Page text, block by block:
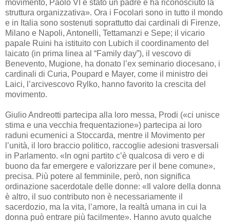
movimento, Paolo VI è stato un padre e ha riconosciuto la
struttura organizzativa». Ora i Focolari sono in tutto il mondo
e in Italia sono sostenuti soprattutto dai cardinali di Firenze,
Milano e Napoli, Antonelli, Tettamanzi e Sepe; il vicario
papale Ruini ha istituito con Lubich il coordinamento del
laicato (in prima linea al “Family day”), il vescovo di
Benevento, Mugione, ha donato l’ex seminario diocesano, i
cardinali di Curia, Poupard e Mayer, come il ministro dei
Laici, l’arcivescovo Rylko, hanno favorito la crescita del
movimento.
Giulio Andreotti partecipa alla loro messa, Prodi («ci unisce
stima e una vecchia frequentazione») partecipa ai loro
raduni ecumenici a Stoccarda, mentre il Movimento per
l’unità, il loro braccio politico, raccoglie adesioni trasversali
in Parlamento. «In ogni partito c’è qualcosa di vero e di
buono da far emergere e valorizzare per il bene comune»,
precisa. Più potere al femminile, però, non significa
ordinazione sacerdotale delle donne: «Il valore della donna
è altro, il suo contributo non è necessariamente il
sacerdozio, ma la vita, l’amore, la realtà umana in cui la
donna può entrare più facilmente». Hanno avuto qualche